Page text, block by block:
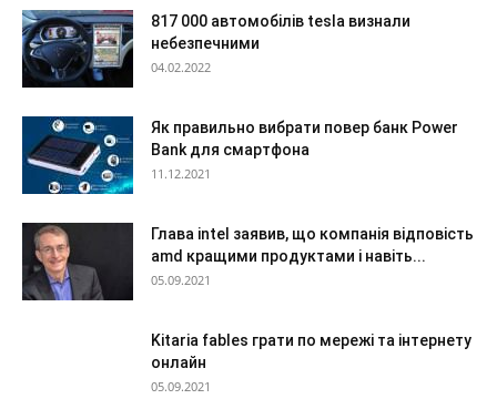
817 000 автомобілів tesla визнали
небезпечними
04.02.2022
Як правильно вибрати повер банк Power
Bank для смартфона
11.12.2021
Глава intel заявив, що компанія відповість
amd кращими продуктами і навіть...
05.09.2021
Kitaria fables грати по мережі та інтернету
онлайн
05.09.2021